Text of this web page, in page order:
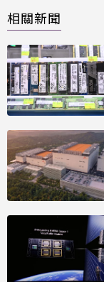
相關新聞